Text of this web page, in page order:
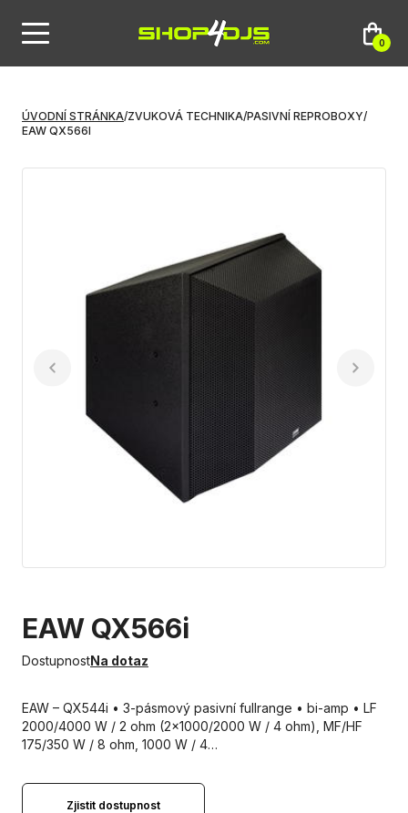
0
ÚVODNÍ STRÁNKA/ZVUKOVÁ TECHNIKA/PASIVNÍ REPROBOXY/
EAW QX566I
EAW QX566i
DostupnostNa dotaz
EAW – QX544i • 3-pásmový pasivní fullrange • bi-amp • LF
2000/4000 W / 2 ohm (2x1000/2000 W / 4 ohm), MF/HF
175/350 W / 8 ohm, 1000 W / 4…
Zjistit dostupnost